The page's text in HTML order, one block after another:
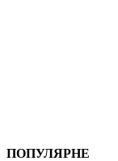
ПОПУЛЯРНЕ